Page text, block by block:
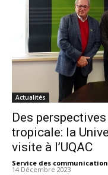
Actualités
Des
tropicale: la
visite à l’UQAC
Service des
14 Décembre 2023